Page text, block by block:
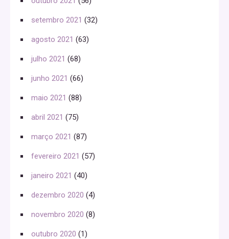
setembro 2021 (32)
agosto 2021 (63)
julho 2021 (68)
junho 2021 (66)
maio 2021 (88)
abril 2021 (75)
março 2021 (87)
fevereiro 2021 (57)
janeiro 2021 (40)
dezembro 2020 (4)
novembro 2020 (8)
outubro 2020 (1)